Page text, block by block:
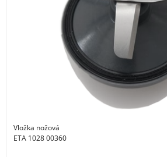
Vložka nožová
ETA 1028 00360